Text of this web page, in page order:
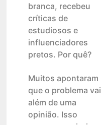
branca, recebeu
críticas de
estudiosos e
influenciadores
pretos. Por quê?
Muitos apontaram
que o problema vai
além de uma
opinião. Isso